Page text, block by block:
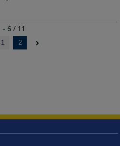
- 6 / 11
1 2